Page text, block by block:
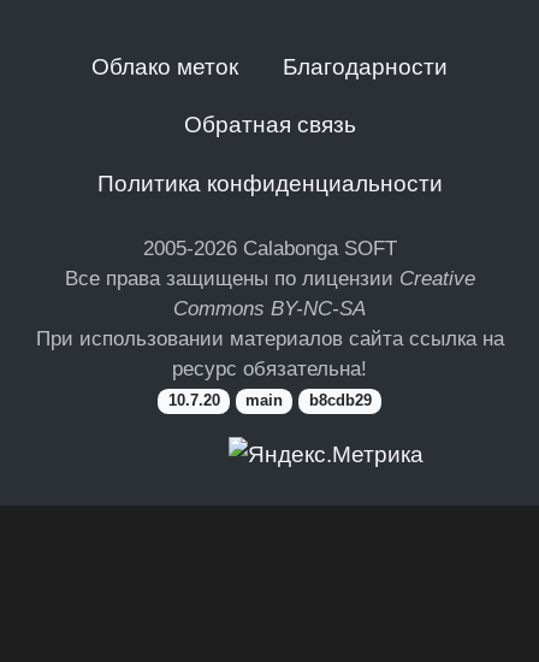
Облако меток Благодарности
Обратная связь
Политика конфиденциальности
2005-2026 Calabonga SOFT
Все права защищены по лицензии Creative
Commons BY-NC-SA
При использовании материалов сайта ссылка на
ресурс обязательна!
10.7.20 main b8cdb29